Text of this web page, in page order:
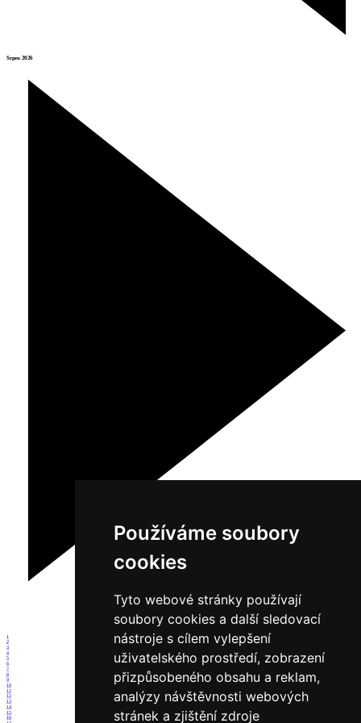
Používáme soubory
cookies
Tyto webové stránky používají
soubory cookies a další sledovací
nástroje s cílem vylepšení
uživatelského prostředí, zobrazení
přizpůsobeného obsahu a reklam,
analýzy návštěvnosti webových
stránek a zjištění zdroje
Srpen 2026
1
2
3
4
5
6
7
8
9
10
11
12
13
14
15
16